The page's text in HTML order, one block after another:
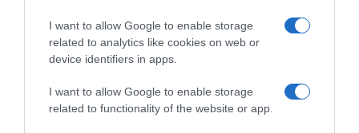
I want to allow Google to enable storage
related to analytics like cookies on web or
device identifiers in apps.
I want to allow Google to enable storage
related to functionality of the website or app.